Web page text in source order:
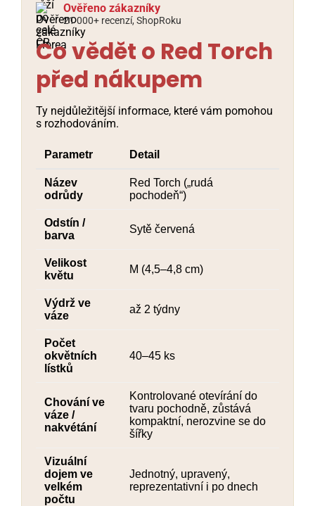
Ověřeno zákazníky
21 000+ recenzí, ShopRoku
Co vědět o Red Torch
před nákupem
Ty nejdůležitější informace, které vám pomohou
s rozhodováním.
Parametr Detail
Název
odrůdy
Red Torch („rudá
pochodeň“)
Odstín /
barva
Sytě červená
Velikost
květu
M (4,5–4,8 cm)
Výdrž ve
váze
až 2 týdny
Počet
okvětních
lístků
40–45 ks
Chování ve
váze /
nakvétání
Kontrolované otevírání do
tvaru pochodně, zůstává
kompaktní, nerozvine se do
šířky
Vizuální
dojem ve
velkém
počtu
Jednotný, upravený,
reprezentativní i po dnech